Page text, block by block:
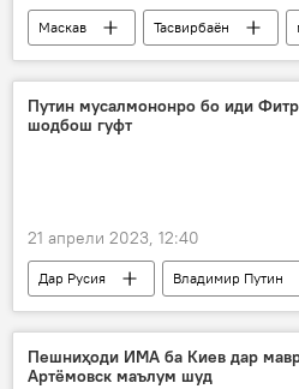
Маскав Тасвирбаён
тоҷик
арманиҳо
Путин мусалмононро бо иди Фитр
шодбош гуфт
21 апрели 2023, 12:40
Дар Русия Владимир Путин
шодбош
мусалмон
Пешниҳоди ИМА ба Киев дар
Артёмовск маълум шуд